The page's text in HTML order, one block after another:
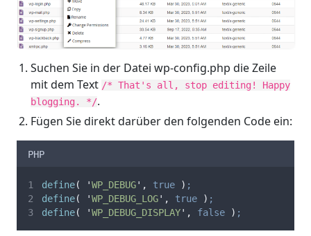
Suchen Sie in der Datei wp-config.php die Zeile
mit dem Text /* That's all, stop editing! Happy
blogging. */.
Fügen Sie direkt darüber den folgenden Code ein:
PHP
define( 'WP_DEBUG' , true ) ;
define( 'WP_DEBUG_LOG' , true ) ;
define( 'WP_DEBUG_DISPLAY' , false ) ;